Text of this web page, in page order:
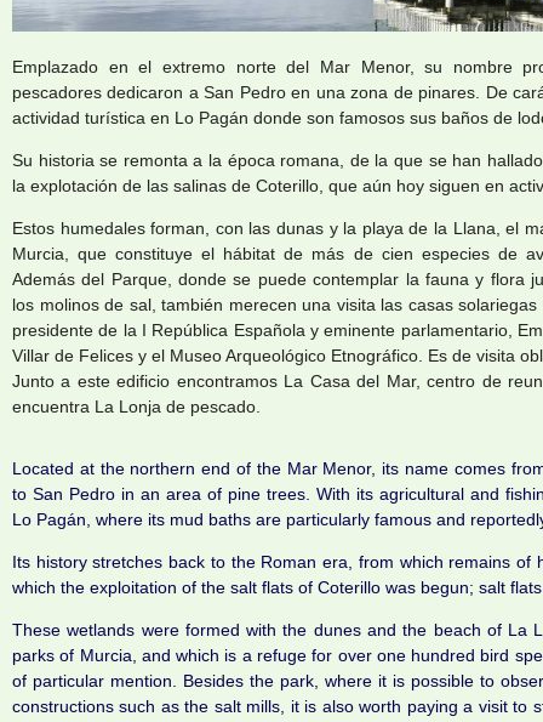
Emplazado en el extremo norte del Mar Menor, su nombre
pescadores dedicaron a San Pedro en una zona de pinares. De
actividad turística en Lo Pagán donde son famosos sus baños de
Su historia se remonta a la época romana, de la que se han
la explotación de las salinas de Coterillo, que aún hoy siguen en
Estos humedales forman, con las dunas y la playa de la Llana, el
Murcia, que constituye el hábitat de más de cien especies de
Además del Parque, donde se puede contemplar la fauna y flora
los molinos de sal, también merecen una visita las casas
presidente de la I República Española y eminente parlamentario,
Villar de Felices y el Museo Arqueológico Etnográfico. Es de visita
Junto a este edificio encontramos La Casa del Mar, centro de
encuentra La Lonja de pescado.
Located at the northern end of the Mar Menor, its name comes
to San Pedro in an area of pine trees. With its agricultural and
Lo Pagán, where its mud baths are particularly famous and
Its history stretches back to the Roman era, from which remains of
which the exploitation of the salt flats of Coterillo was begun; salt
These wetlands were formed with the dunes and the beach of La
parks of Murcia, and which is a refuge for over one hundred bird
of particular mention. Besides the park, where it is possible to
constructions such as the salt mills, it is also worth paying a visit to